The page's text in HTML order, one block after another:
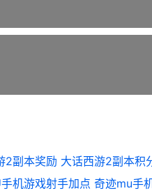
2副本奖励 大话西游2副本积
机游戏射手加点 奇迹mu手